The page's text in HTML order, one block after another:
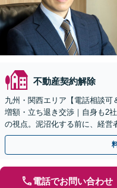
不動産契約解除
九州・関西エリア【電話相談
増額・立ち退き交渉｜自身も2
の視点。泥沼化する前に、経営
門チームで正当な権利を守りま
電話でお問い合わせ